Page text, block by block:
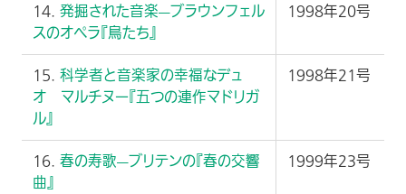
14. 発掘された音楽—ブラウンフェル
スのオペラ『鳥たち』
1998年20号
15. 科学者と音楽家の幸福なデュ
オ マルチヌー『五つの連作マドリガ
ル』
1998年21号
16. 春の寿歌—ブリテンの『春の交響
曲』
1999年23号